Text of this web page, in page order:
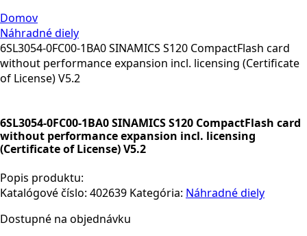
Domov
Náhradné diely
6SL3054-0FC00-1BA0 SINAMICS S120 CompactFlash card
without performance expansion incl. licensing (Certificate
of License) V5.2
6SL3054-0FC00-1BA0 SINAMICS S120 CompactFlash card
without performance expansion incl. licensing
(Certificate of License) V5.2
Popis produktu:
Katalógové číslo: 402639 Kategória: Náhradné diely
Dostupné na objednávku